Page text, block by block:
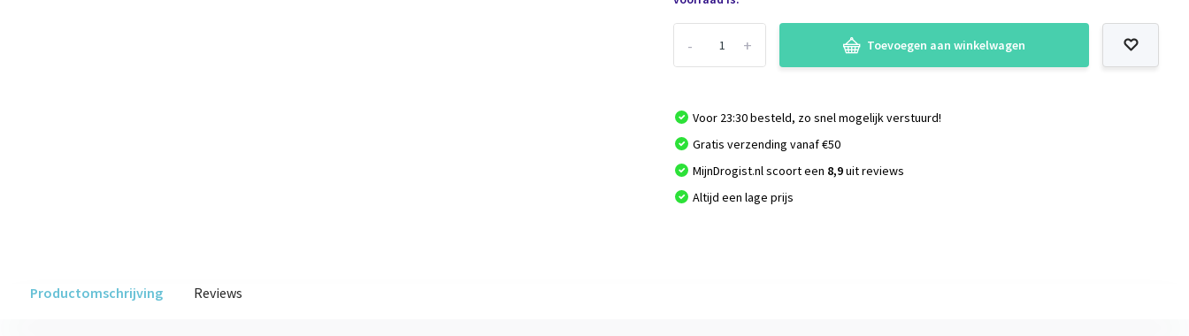
+
- Toevoegen aan winkelwagen
Voor 23:30 besteld, zo snel mogelijk verstuurd!
Gratis verzending vanaf €50
MijnDrogist.nl scoort een 8,9uit reviews
Altijd een lage prijs
Productomschrijving Reviews